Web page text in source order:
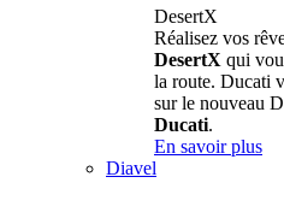
DesertX
Réalisez vos
DesertX qui
la route. Ducati
sur le nouveau
Ducati.
En savoir plus
Diavel